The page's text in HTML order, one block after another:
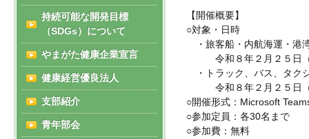
【開催概要】
○対象・日時
・旅客船・内航海運・港
令和８年２月２５日（
・トラック、バス、タク
令和８年２月２５日（
○開催形式：Microsoft
○参加定員：各30名まで
○参加費：無料
持続可能な開発目標
（SDGs）について
やまがた健康企業宣言
健康経営優良法人
支部紹介
青年部会